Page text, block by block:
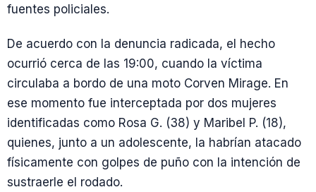
fuentes policiales.
De acuerdo con la denuncia radicada, el hecho
ocurrió cerca de las 19:00, cuando la víctima
circulaba a bordo de una moto Corven Mirage. En
ese momento fue interceptada por dos mujeres
identificadas como Rosa G. (38) y Maribel P. (18),
quienes, junto a un adolescente, la habrían atacado
físicamente con golpes de puño con la intención de
sustraerle el rodado.